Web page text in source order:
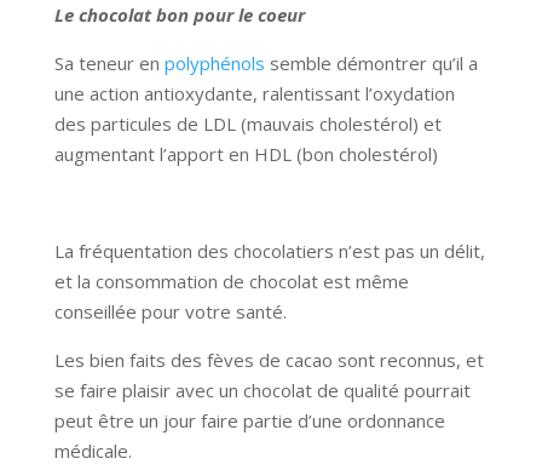
Le chocolat bon pour le coeur
Sa teneur en polyphénols semble démontrer qu’il a
une action antioxydante, ralentissant l’oxydation
des particules de LDL (mauvais cholestérol) et
augmentant l’apport en HDL (bon cholestérol)
La fréquentation des chocolatiers n’est pas un délit,
et la consommation de chocolat est même
conseillée pour votre santé.
Les bien faits des fèves de cacao sont reconnus, et
se faire plaisir avec un chocolat de qualité pourrait
peut être un jour faire partie d’une ordonnance
médicale.